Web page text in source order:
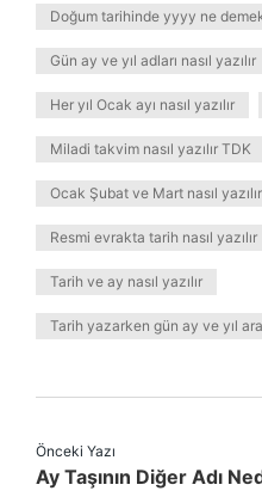
Doğum tarihinde yyyy ne
Gün ay ve yıl adları nasıl yazılır
Her yıl Ocak ayı nasıl yazılır
Miladi takvim nasıl yazılır TDK
Ocak Şubat ve Mart nasıl yazılır
Resmi evrakta tarih nasıl yazılır
Tarih ve ay nasıl yazılır
Tarih yazarken gün ay ve yıl
Önceki Yazı
Ay Taşının Diğer Adı